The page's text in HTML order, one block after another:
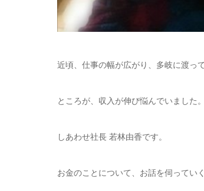
近頃、仕事の幅が広がり、多岐に渡っ
ところが、収入が伸び悩んでいました。
しあわせ社長 若林由香です。
お金のことについて、お話を伺っていく